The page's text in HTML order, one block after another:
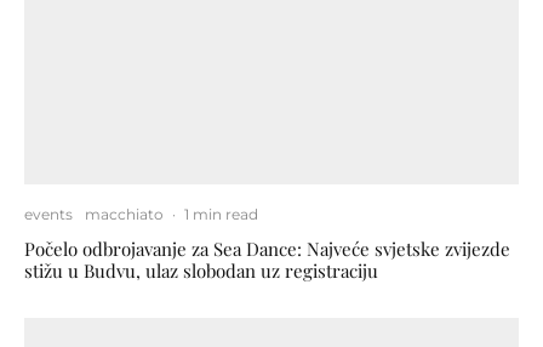
events macchiato · 1 min read
Počelo odbrojavanje za Sea Dance: Najveće svjetske zvijezde
stižu u Budvu, ulaz slobodan uz registraciju